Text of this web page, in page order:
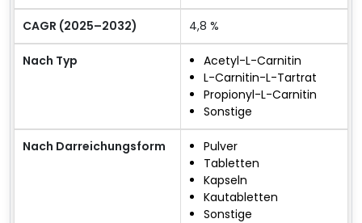
CAGR (2025–2032) 4,8 %
Nach Typ
Acetyl-L-Carnitin
L-Carnitin-L-Tartrat
Propionyl-L-Carnitin
Sonstige
Nach Darreichungsform
Pulver
Tabletten
Kapseln
Kautabletten
Sonstige